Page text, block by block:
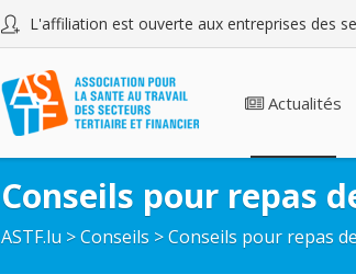
L'affiliation est ouverte aux entreprises des
Actualités
Conseils pour repas
ASTF.lu >Conseils >Conseils pour repas